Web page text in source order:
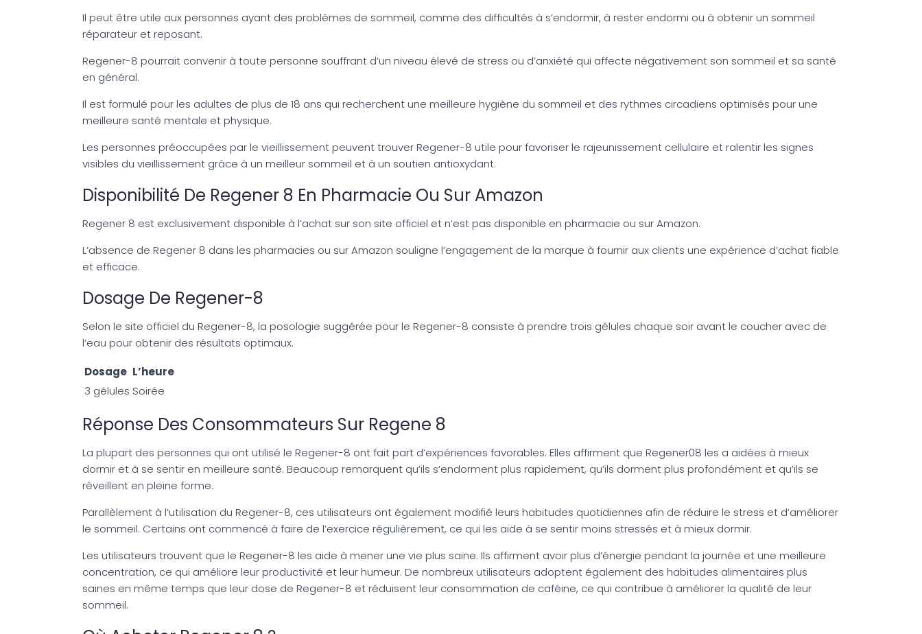
Il peut être utile aux personnes ayant des problèmes de sommeil, comme des difficultés à s’endormir, à rester endormi ou à obtenir un sommeil
réparateur et reposant.
Regener-8 pourrait convenir à toute personne souffrant d’un niveau élevé de stress ou d’anxiété qui affecte négativement son sommeil et sa santé
en général.
Il est formulé pour les adultes de plus de 18 ans qui recherchent une meilleure hygiène du sommeil et des rythmes circadiens optimisés pour une
meilleure santé mentale et physique.
Les personnes préoccupées par le vieillissement peuvent trouver Regener-8 utile pour favoriser le rajeunissement cellulaire et ralentir les signes
visibles du vieillissement grâce à un meilleur sommeil et à un soutien antioxydant.
Disponibilité De Regener 8 En Pharmacie Ou Sur Amazon
Regener 8 est exclusivement disponible à l’achat sur son site officiel et n’est pas disponible en pharmacie ou sur Amazon.
L’absence de Regener 8 dans les pharmacies ou sur Amazon souligne l’engagement de la marque à fournir aux clients une expérience d’achat fiable
et efficace.
Dosage De Regener-8
Selon le site officiel du Regener-8, la posologie suggérée pour le Regener-8 consiste à prendre trois gélules chaque soir avant le coucher avec de
l’eau pour obtenir des résultats optimaux.
Dosage L’heure
3 gélules Soirée
Réponse Des Consommateurs Sur Regene 8
La plupart des personnes qui ont utilisé le Regener-8 ont fait part d’expériences favorables. Elles affirment que Regener08 les a aidées à mieux
dormir et à se sentir en meilleure santé. Beaucoup remarquent qu’ils s’endorment plus rapidement, qu’ils dorment plus profondément et qu’ils se
réveillent en pleine forme.
Parallèlement à l’utilisation du Regener-8, ces utilisateurs ont également modifié leurs habitudes quotidiennes afin de réduire le stress et d’améliorer
le sommeil. Certains ont commencé à faire de l’exercice régulièrement, ce qui les aide à se sentir moins stressés et à mieux dormir.
Les utilisateurs trouvent que le Regener-8 les aide à mener une vie plus saine. Ils affirment avoir plus d’énergie pendant la journée et une meilleure
concentration, ce qui améliore leur productivité et leur humeur. De nombreux utilisateurs adoptent également des habitudes alimentaires plus
saines en même temps que leur dose de Regener-8 et réduisent leur consommation de caféine, ce qui contribue à améliorer la qualité de leur
sommeil.